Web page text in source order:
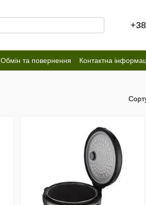
Обмін та повернення Контактна